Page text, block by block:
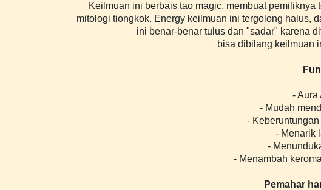
Keilmuan ini berbais tao magic, membuat
mitologi tiongkok. Energy keilmuan ini tergolong halus,
ini benar-benar tulus dan "sadar" karena
bisa dibilang keilmuan
- Aura
- Mudah
-
- Menarik
-
- Menambah
Pemahar